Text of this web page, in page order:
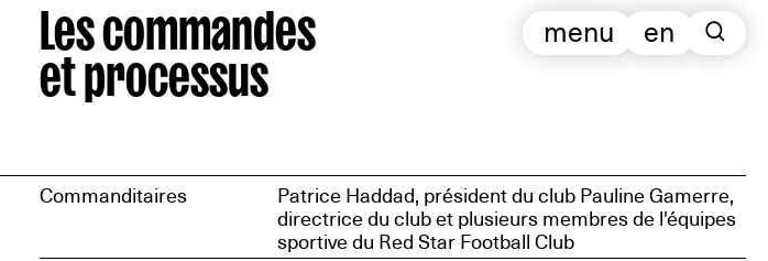
Les commandes
et processus
en
menu
Commanditaires
Patrice Haddad, président du club Pauline Gamerre,
directrice du club et plusieurs membres de l'équipes
sportive du Red Star Football Club